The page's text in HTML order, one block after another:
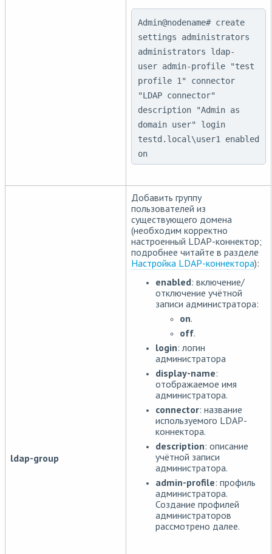
Admin@nodename# create
settings administrators
administrators ldap-
user admin-profile "test
profile 1" connector
"LDAP connector"
description "Admin as
domain user" login
testd.local\user1 enabled
on
ldap-group
Добавить группу
пользователей из
существующего домена
(необходим корректно
настроенный LDAP-коннектор;
подробнее читайте в разделе
Настройка LDAP-коннектора):
enabled: включение/
отключение учётной
записи администратора:
on.
off.
login: логин
администратора
display-name:
отображаемое имя
администратора.
connector: название
используемого LDAP-
коннектора.
description: описание
учётной записи
администратора.
admin-profile: профиль
администратора.
Создание профилей
администраторов
рассмотрено далее.